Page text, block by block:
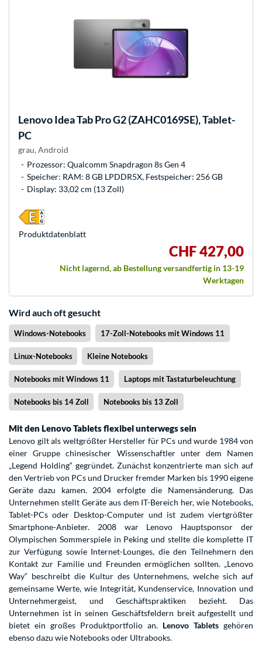
LenovoIdea Tab Pro G2 (ZAHC0169SE), Tablet-
PC
grau, Android
Prozessor: Qualcomm Snapdragon 8s Gen 4
Speicher: RAM: 8 GB LPDDR5X, Festspeicher: 256 GB
Display: 33,02 cm (13 Zoll)
CHF 427,00
Nicht lagernd, ab Bestellung versandfertig in 13-19
Werktagen
Produkt­datenblatt
Wird auch oft gesucht
Windows-Notebooks 17-Zoll-Notebooks mit Windows 11
Linux-Notebooks Kleine Notebooks
Notebooks mit Windows 11 Laptops mit Tastaturbeleuchtung
Notebooks bis 14 Zoll Notebooks bis 13 Zoll
Mit den Lenovo Tablets flexibel unterwegs sein
Lenovo gilt als weltgrößter Hersteller für PCs und wurde 1984 von
einer Gruppe chinesischer Wissenschaftler unter dem Namen
„Legend Holding“ gegründet. Zunächst konzentrierte man sich auf
den Vertrieb von PCs und Drucker fremder Marken bis 1990 eigene
Geräte dazu kamen. 2004 erfolgte die Namensänderung. Das
Unternehmen stellt Geräte aus dem IT-Bereich her, wie Notebooks,
Tablet-PCs oder Desktop-Computer und ist zudem viertgrößter
Smartphone-Anbieter. 2008 war Lenovo Hauptsponsor der
Olympischen Sommerspiele in Peking und stellte die komplette IT
zur Verfügung sowie Internet-Lounges, die den Teilnehmern den
Kontakt zur Familie und Freunden ermöglichen sollten. „Lenovo
Way“ beschreibt die Kultur des Unternehmens, welche sich auf
gemeinsame Werte, wie Integrität, Kundenservice, Innovation und
Unternehmergeist, und Geschäftspraktiken bezieht. Das
Unternehmen ist in seinen Geschäftsfeldern breit aufgestellt und
bietet ein großes Produktportfolio an. Lenovo Tablets gehören
ebenso dazu wie Notebooks oder Ultrabooks.